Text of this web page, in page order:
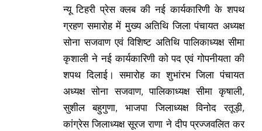
न्यू टिहरी प्रेस क्लब की नई कार्यकारिणी के शपथ
ग्रहण समारोह में मुख्य अतिथि जिला पंचायत अध्यक्ष
सोना सजवाण एवं विशिष्ट अतिथि पालिकाध्यक्ष सीमा
कृशाली ने नई कार्यकारिणी को पद एवं गोपनीयता की
शपथ दिलाई। समारोह का शुभांरभ जिला पंचायत
अध्यक्ष सोना सजवाण, पालिकाध्यक्ष सीमा कृषाली,
सुशील बहुगुणा, भाजपा जिलाध्यक्ष विनोद रतूड़ी,
कांग्रेस जिलाध्यक्ष सूरज राणा ने दीप प्रज्जवलित कर